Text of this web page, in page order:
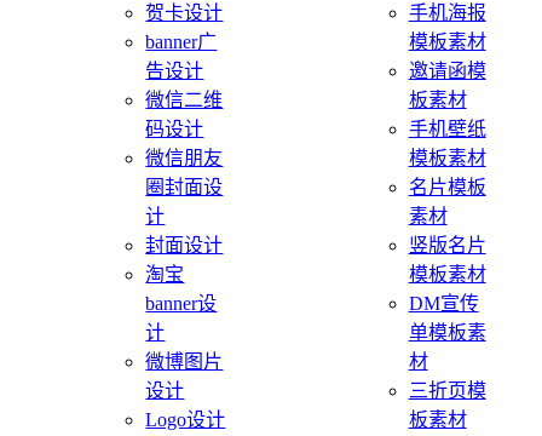
贺卡设计
banner广
告设计
微信二维
码设计
微信朋友
圈封面设
计
封面设计
淘宝
banner设
计
微博图片
设计
Logo设计
手机海报
模板素材
邀请函模
板素材
手机壁纸
模板素材
名片模板
素材
竖版名片
模板素材
DM宣传
单模板素
材
三折页模
板素材